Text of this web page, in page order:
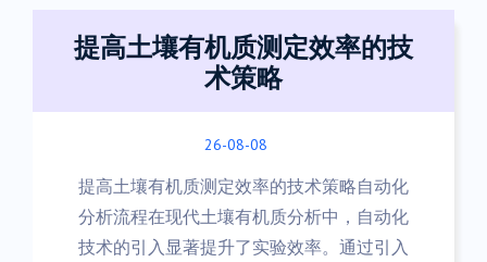
提高土壤有机质测定效率的技
术策略
26-08-08
提高土壤有机质测定效率的技术策略自动化
分析流程在现代土壤有机质分析中，自动化
技术的引入显著提升了实验效率。通过引入